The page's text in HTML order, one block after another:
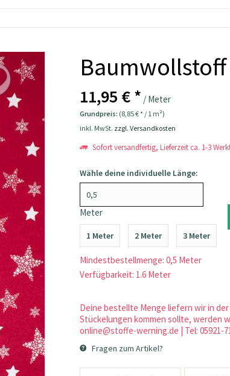
11,95 € * / Meter
Grundpreis: (8,85 € * / 1 m²)
inkl. MwSt. zzgl. Versandkosten
Sofort versandfertig, Lieferzeit ca. 1-3
Wähle deine individuelle Länge:
Meter
1 Meter 2 Meter 3 Meter
Mindestbestellmenge: 0,5 Meter
Verfügbarkeit: 1.6 Meter
Deine bestellte Menge liefern wir in
Stückelungen kommen sollte, werden
online@stoffe-werning.de | Tel: 05921-
Fragen zum Artikel?